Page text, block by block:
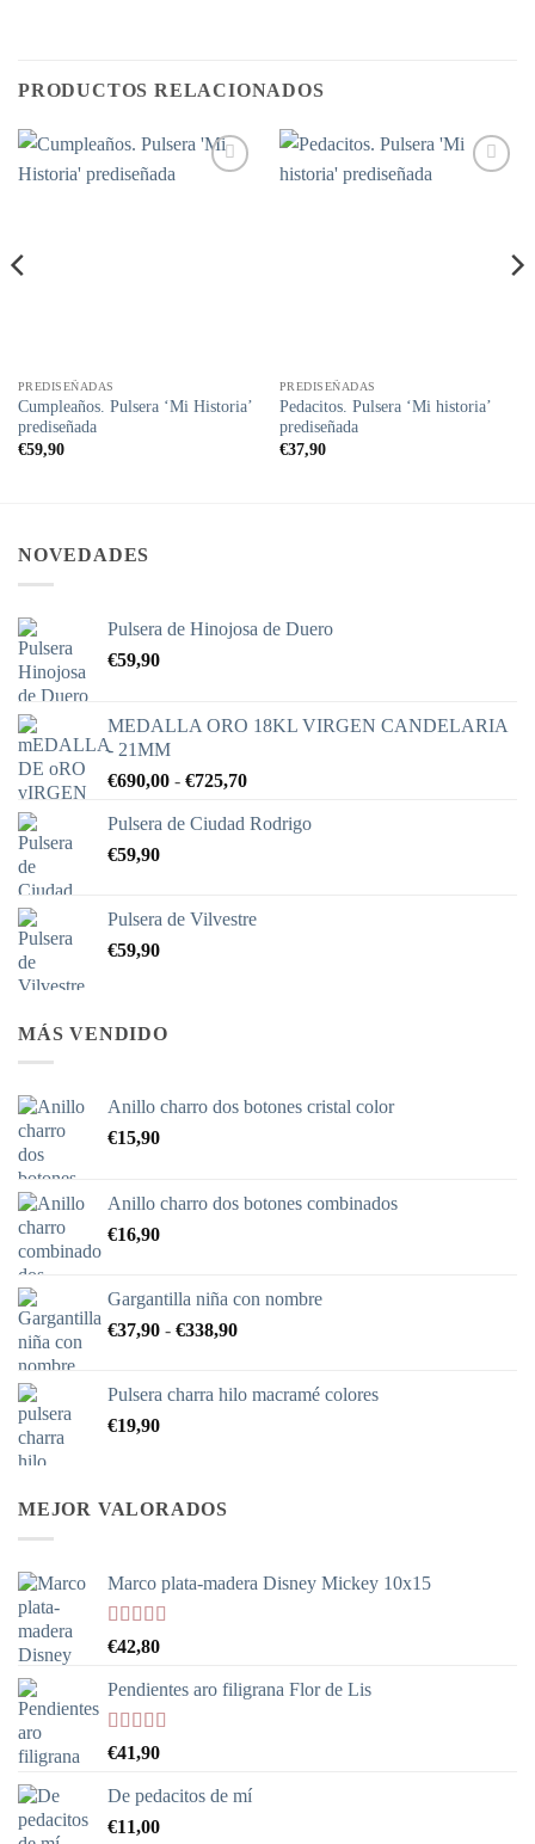
PRODUCTOS RELACIONADOS
PREDISEÑADAS
Cumpleaños. Pulsera ‘Mi Historia’
prediseñada
€59,90
PREDISEÑADAS
Pedacitos. Pulsera ‘Mi historia’
prediseñada
€37,90
NOVEDADES
Pulsera de Hinojosa de Duero
€59,90
MEDALLA ORO 18KL VIRGEN CANDELARIA
- 21MM
€690,00 - €725,70Rango
precios:
€725,70
Pulsera de Ciudad Rodrigo
€59,90
Pulsera de Vilvestre
€59,90
MÁS VENDIDO
Anillo charro dos botones cristal color
€15,90
Anillo charro dos botones combinados
€16,90
Gargantilla niña con nombre
€37,90 - €338,90Rango
desde
Pulsera charra hilo macramé colores
€19,90
MEJOR VALORADOS
Marco plata-madera Disney Mickey 10x15
Valorado
con
5
€42,80
Pendientes aro filigrana Flor de Lis
Valorado
con
5
€41,90
De pedacitos de mí
€11,00